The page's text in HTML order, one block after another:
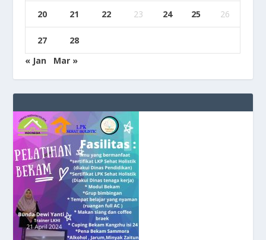
20 21 22 23 24 25 26
27
28
« Jan
Mar »